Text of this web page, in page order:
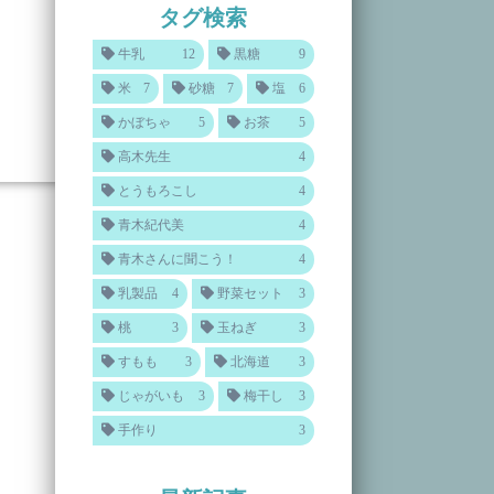
タグ検索
牛乳 12 黒糖 9
米 7 砂糖 7 塩 6
かぼちゃ 5 お茶 5
高木先生 4
とうもろこし 4
青木紀代美 4
青木さんに聞こう！ 4
乳製品 4 野菜セット 3
桃 3 玉ねぎ 3
すもも 3 北海道 3
じゃがいも 3 梅干し 3
手作り 3